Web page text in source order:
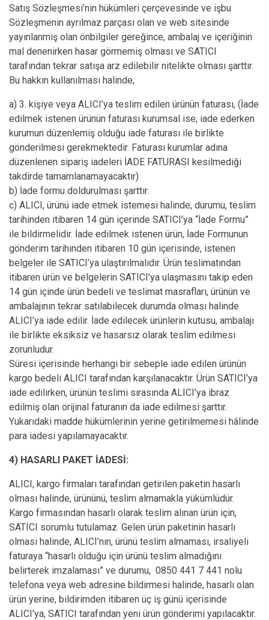
Satış Sözleşmesi’nin hükümleri çerçevesinde ve işbu
Sözleşmenin ayrılmaz parçası olan ve web sitesinde
yayınlanmış olan önbilgiler gereğince, ambalaj ve içeriğinin
mal denenirken hasar görmemiş olması ve SATICI
tarafından tekrar satışa arz edilebilir nitelikte olması şarttır.
Bu hakkın kullanılması halinde,
a) 3. kişiye veya ALICI’ya teslim edilen ürünün faturası, (İade
edilmek istenen ürünün faturası kurumsal ise, iade ederken
kurumun düzenlemiş olduğu iade faturası ile birlikte
gönderilmesi gerekmektedir. Faturası kurumlar adına
düzenlenen sipariş iadeleri İADE FATURASI kesilmediği
takdirde tamamlanamayacaktır)
b) İade formu doldurulması şarttır.
c) ALICI, ürünü iade etmek istemesi halinde, durumu, teslim
tarihinden itibaren 14 gün içerinde SATICI’ya “İade Formu”
ile bildirmelidir. İade edilmek istenen ürün, İade Formunun
gönderim tarihinden itibaren 10 gün içerisinde, istenen
belgeler ile SATICI’ya ulaştırılmalıdır. Ürün teslimatından
itibaren ürün ve belgelerin SATICI’ya ulaşmasını takip eden
14 gün içinde ürün bedeli ve teslimat masrafları, ürünün ve
ambalajının tekrar satılabilecek durumda olması halinde
ALICI’ya iade edilir. İade edilecek ürünlerin kutusu, ambalajı
ile birlikte eksiksiz ve hasarsız olarak teslim edilmesi
zorunludur.
Süresi içerisinde herhangi bir sebeple iade edilen ürünün
kargo bedeli ALICI tarafından karşılanacaktır. Ürün SATICI’ya
iade edilirken, ürünün teslimi sırasında ALICI’ya ibraz
edilmiş olan orijinal faturanın da iade edilmesi şarttır.
Yukarıdaki madde hükümlerinin yerine getirilmemesi hâlinde
para iadesi yapılamayacaktır.
4) HASARLI PAKET İADESİ:
ALICI, kargo firmaları tarafından getirilen paketin hasarlı
olması halinde, ürününü, teslim almamakla yükümlüdür.
Kargo firmasından hasarlı olarak teslim alınan ürün için,
SATICI sorumlu tutulamaz. Gelen ürün paketinin hasarlı
olması halinde, ALICI’nın, ürünü teslim almaması, irsaliyeli
faturaya “hasarlı olduğu için ürünü teslim almadığını
belirterek imzalaması” ve durumu, 0850 441 7 441 nolu
telefona veya web adresine bildirmesi halinde, hasarlı olan
ürün yerine, bildirimden itibaren üç iş günü içerisinde
ALICI’ya, SATICI tarafından yeni ürün gönderimi yapılacaktır.